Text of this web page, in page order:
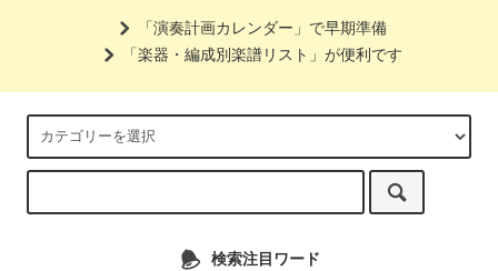
「演奏計画カレンダー」で早期準備
「楽器・編成別楽譜リスト」が便利です
検索注目ワード